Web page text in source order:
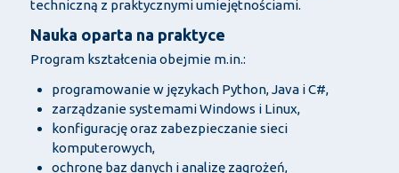
techniczną z praktycznymi umiejętnościami.
Nauka oparta na praktyce
Program kształcenia obejmie m.in.:
programowanie w językach Python, Java i C#,
zarządzanie systemami Windows i Linux,
konfigurację oraz zabezpieczanie sieci
komputerowych,
ochronę baz danych i analizę zagrożeń,